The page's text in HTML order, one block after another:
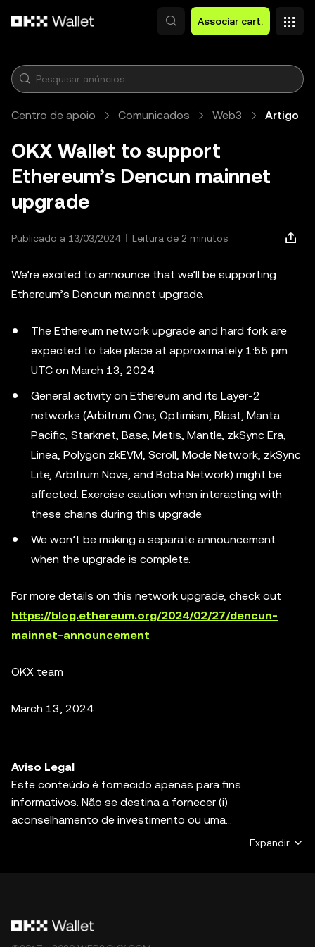
Associar cart.
Centro de apoio Comunicados Web3 Artigo
OKX Wallet to support
Ethereum’s Dencun mainnet
upgrade
Publicado a 13/03/2024 Leitura de 2 minutos
We’re excited to announce that we’ll be supporting
Ethereum’s Dencun mainnet upgrade.
The Ethereum network upgrade and hard fork are
expected to take place at approximately 1:55 pm
UTC on March 13, 2024.
General activity on Ethereum and its Layer-2
networks (Arbitrum One, Optimism, Blast, Manta
Pacific, Starknet, Base, Metis, Mantle, zkSync Era,
Linea, Polygon zkEVM, Scroll, Mode Network, zkSync
Lite, Arbitrum Nova, and Boba Network) might be
affected. Exercise caution when interacting with
these chains during this upgrade.
We won’t be making a separate announcement
when the upgrade is complete.
For more details on this network upgrade, check out
https://blog.ethereum.org/2024/02/27/dencun-
mainnet-announcement
OKX team
March 13, 2024
Aviso Legal
Este conteúdo é fornecido apenas para fins
informativos. Não se destina a fornecer (i)
aconselhamento de investimento ou uma
recomendação de investimento, (ii) uma oferta,
volatilidade do mercado, envolvem um alto grau de risco
e podem perder valor. Consulte um profissional
Expandir